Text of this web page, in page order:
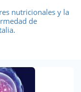
nutricionales y la
de